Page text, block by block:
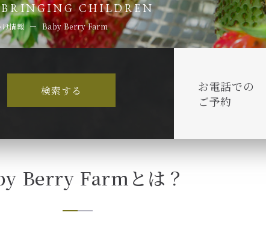
検索する
お電話での
ご予約
BRINGING CHILDREN
情報 Baby Berry Farm
Berry Farmとは？